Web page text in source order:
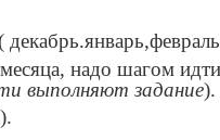
надо шагом
выполняют задание).